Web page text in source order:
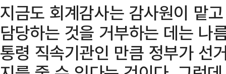
지금도 회계감사는 감사원이 맡
담당하는 것을 거부하는 데는 나
통령 직속기관인 만큼 정부가 선